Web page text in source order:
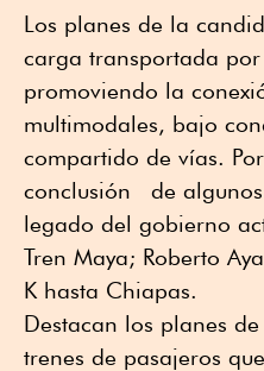
Los planes de la
carga transportada
promoviendo la
multimodales, bajo
compartido de vías.
conclusión de algunos
legado del gobierno
Tren Maya; Roberto
K hasta Chiapas.
Destacan los planes
trenes de pasajeros